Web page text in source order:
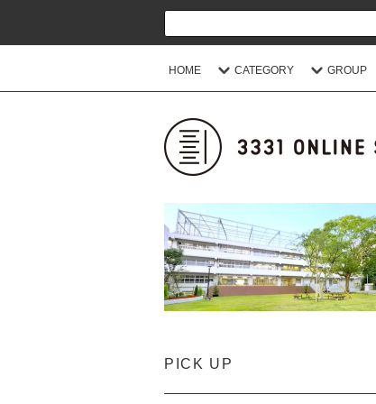
HOME CATEGORY GROUP
PICK UP